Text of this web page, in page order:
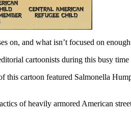
on, and what isn’t focused on
cartoonists during this busy time
cartoon featured Salmonella
of heavily armored American